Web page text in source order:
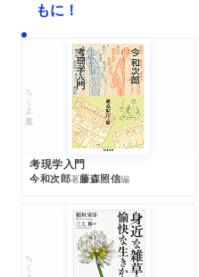
もに！
ちくま文庫
考現学入門
今和次郎著藤森照信編
ちくま文庫